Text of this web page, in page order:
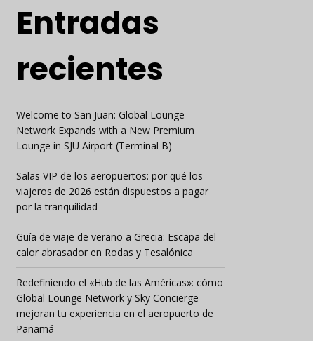
Entradas
recientes
Welcome to San Juan: Global Lounge
Network Expands with a New Premium
Lounge in SJU Airport (Terminal B)
Salas VIP de los aeropuertos: por qué los
viajeros de 2026 están dispuestos a pagar
por la tranquilidad
Guía de viaje de verano a Grecia: Escapa del
calor abrasador en Rodas y Tesalónica
Redefiniendo el «Hub de las Américas»: cómo
Global Lounge Network y Sky Concierge
mejoran tu experiencia en el aeropuerto de
Panamá